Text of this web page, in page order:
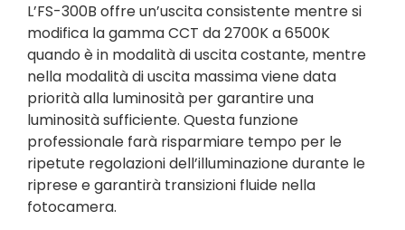
L’FS-300B offre un’uscita consistente mentre si
modifica la gamma CCT da 2700K a 6500K
quando è in modalità di uscita costante, mentre
nella modalità di uscita massima viene data
priorità alla luminosità per garantire una
luminosità sufficiente. Questa funzione
professionale farà risparmiare tempo per le
ripetute regolazioni dell’illuminazione durante le
riprese e garantirà transizioni fluide nella
fotocamera.